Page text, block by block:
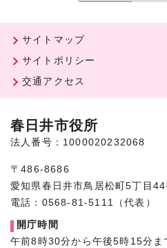
サイトマップ
サイトポリシー
交通アクセス
春日井市役所
法人番号：1000020232068
〒486-8686
愛知県春日井市鳥居松町5丁目44
電話：0568-81-5111（代表）
開庁時間
午前8時30分から午後5時15分ま